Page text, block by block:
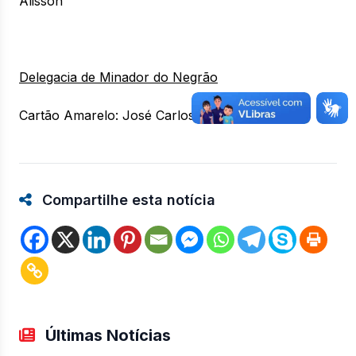
Delegacia de Minador do Negrão
Cartão Amarelo: José Carlos e José Claudio
Compartilhe esta notícia
Últimas Notícias